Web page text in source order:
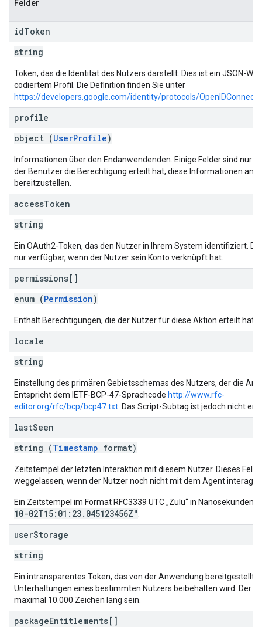
Felder
idToken
string
Token, das die Identität des Nutzers darstellt. Dies ist ein JSON-
codiertem Profil. Die Definition finden Sie unter
https://developers.google.com/identity/protocols/
profile
object (UserProfile)
Informationen über den Endanwendenden. Einige Felder sind nur
der Benutzer die Berechtigung erteilt hat, diese Informationen an
bereitzustellen.
accessToken
string
Ein OAuth2-Token, das den Nutzer in Ihrem System identifiziert.
nur verfügbar, wenn der Nutzer sein Konto verknüpft hat.
permissions[]
enum (Permission)
Enthält Berechtigungen, die der Nutzer für diese Aktion erteilt hat.
locale
string
Einstellung des primären Gebietsschemas des Nutzers, der die
Entspricht dem IETF-BCP-47-Sprachcode http://www.rfc-
editor.org/rfc/bcp/bcp47.txt . Das Script-Subtag ist jedoch nicht
lastSeen
string (Timestamp format)
Zeitstempel der letzten Interaktion mit diesem Nutzer. Dieses Feld
weggelassen, wenn der Nutzer noch nicht mit dem Agent
Ein Zeitstempel im Format RFC3339 UTC „Zulu“ in Nanosekunden.
10-02T15:01:23.045123456Z"
userStorage
string
Ein intransparentes Token, das von der Anwendung bereitgestellt
Unterhaltungen eines bestimmten Nutzers beibehalten wird. Der
maximal 10.000 Zeichen lang sein.
packageEntitlements[]